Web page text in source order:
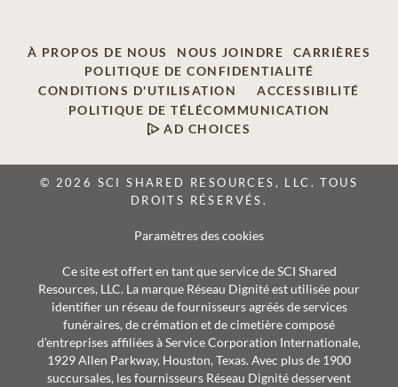
À PROPOS DE NOUS NOUS JOINDRE
CARRIÈRES
POLITIQUE DE CONFIDENTIALITÉ
CONDITIONS D'UTILISATION
ACCESSIBILITÉ
POLITIQUE DE TÉLÉCOMMUNICATION
AD CHOICES
© 2026 SCI SHARED RESOURCES, LLC. TOUS
DROITS RÉSERVÉS.
Paramètres des cookies
Ce site est offert en tant que service de SCI Shared
Resources, LLC. La marque Réseau Dignité est utilisée pour
identifier un réseau de fournisseurs agréés de services
funéraires, de crémation et de cimetière composé
d’entreprises affiliées à Service Corporation Internationale,
1929 Allen Parkway, Houston, Texas. Avec plus de 1900
succursales, les fournisseurs Réseau Dignité desservent